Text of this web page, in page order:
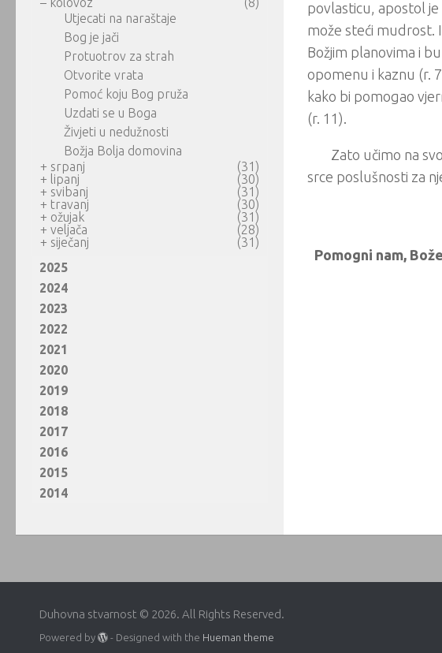
povlasticu, apostol
može steći mudrost.
Božjim planovima i
opomenu i kaznu (r.
kako bi pomogao
(r. 11).
Zato učimo na
srce poslušnosti za
Pomogni nam,
Utjecati na naraštaje
Bog je jači
Protuotrov za strah
Otvorite vrata
Pomoć koju Bog pruža
Uzdati se u Boga
Živjeti u nedužnosti
Božja Bolja domovina
+ srpanj
(31)
+ lipanj
(30)
+ svibanj
(31)
+ travanj
(30)
+ ožujak
(31)
+ veljača
(28)
+ siječanj
(31)
2025
2024
2023
2022
2021
2020
2019
2018
2017
2016
2015
2014
Duhovna stvarnost © 2026. All Rights Reserved.
Powered by - Designed with the Hueman theme